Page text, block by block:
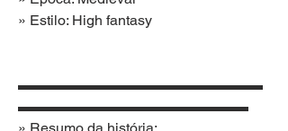
» Estilo: High fantasy
▬▬▬▬▬▬▬▬▬▬▬▬▬▬▬▬▬
▬▬▬▬▬▬▬▬▬▬▬▬▬▬▬▬